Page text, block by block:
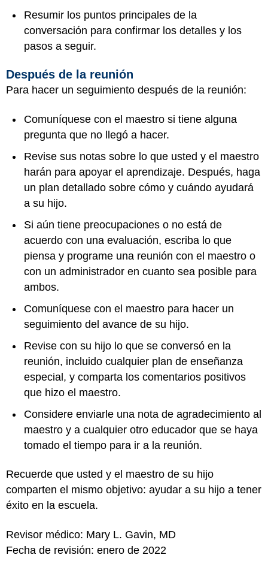
Resumir los puntos principales de la
conversación para confirmar los detalles y los
pasos a seguir.
Después de la reunión
Para hacer un seguimiento después de la reunión:
Comuníquese con el maestro si tiene alguna
pregunta que no llegó a hacer.
Revise sus notas sobre lo que usted y el maestro
harán para apoyar el aprendizaje. Después, haga
un plan detallado sobre cómo y cuándo ayudará
a su hijo.
Si aún tiene preocupaciones o no está de
acuerdo con una evaluación, escriba lo que
piensa y programe una reunión con el maestro o
con un administrador en cuanto sea posible para
ambos.
Comuníquese con el maestro para hacer un
seguimiento del avance de su hijo.
Revise con su hijo lo que se conversó en la
reunión, incluido cualquier plan de enseñanza
especial, y comparta los comentarios positivos
que hizo el maestro.
Considere enviarle una nota de agradecimiento al
maestro y a cualquier otro educador que se haya
tomado el tiempo para ir a la reunión.
Recuerde que usted y el maestro de su hijo
comparten el mismo objetivo: ayudar a su hijo a tener
éxito en la escuela.
Revisor médico: Mary L. Gavin, MD
Fecha de revisión: enero de 2022